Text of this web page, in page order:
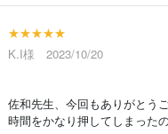
★★★★★
K.I様 2023/10/20
佐和先生、今回もありがとう
時間をかなり押してしまった